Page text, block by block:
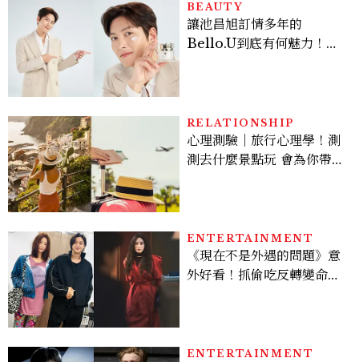
BEAUTY
讓池昌旭訂情多年的
Bello.U到底有何魅力！揭
倦感，超神！
RELATIONSHIP
心理測驗｜旅行心理學！測
測去什麼景點玩 會為你帶來
ENTERTAINMENT
《現在不是外遇的問題》意
外好看！抓偷吃反轉變命
看點懶人包
ENTERTAINMENT